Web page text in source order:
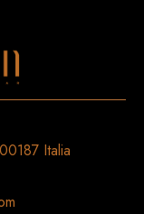
Italia